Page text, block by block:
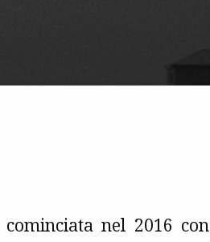
nel 2016 con